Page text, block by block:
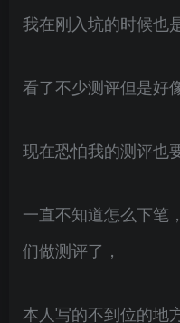
我在刚入坑的时候也
看了不少测评但是好
现在恐怕我的测评也
一直不知道怎么下笔
们做测评了，
本人写的不到位的地